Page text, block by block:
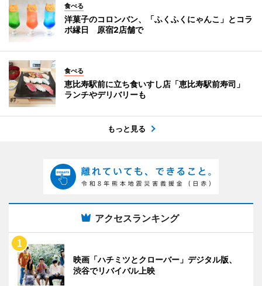
食べる
洋菓子のコロンバン、「ふくふくにゃんこ」とコラ
ボ縁日 原宿2店舗で
食べる
恵比寿駅前に立ち食いすし店「恵比寿駅前寿司」
ランチやデリバリーも
もっと見る
アクセスランキング
映画「ハチミツとクローバー」デジタル版、
渋谷でリバイバル上映